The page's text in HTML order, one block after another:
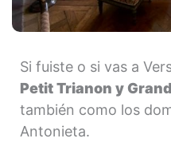
Si fuiste o si vas a
Petit Trianon y
también como los
Antonieta.